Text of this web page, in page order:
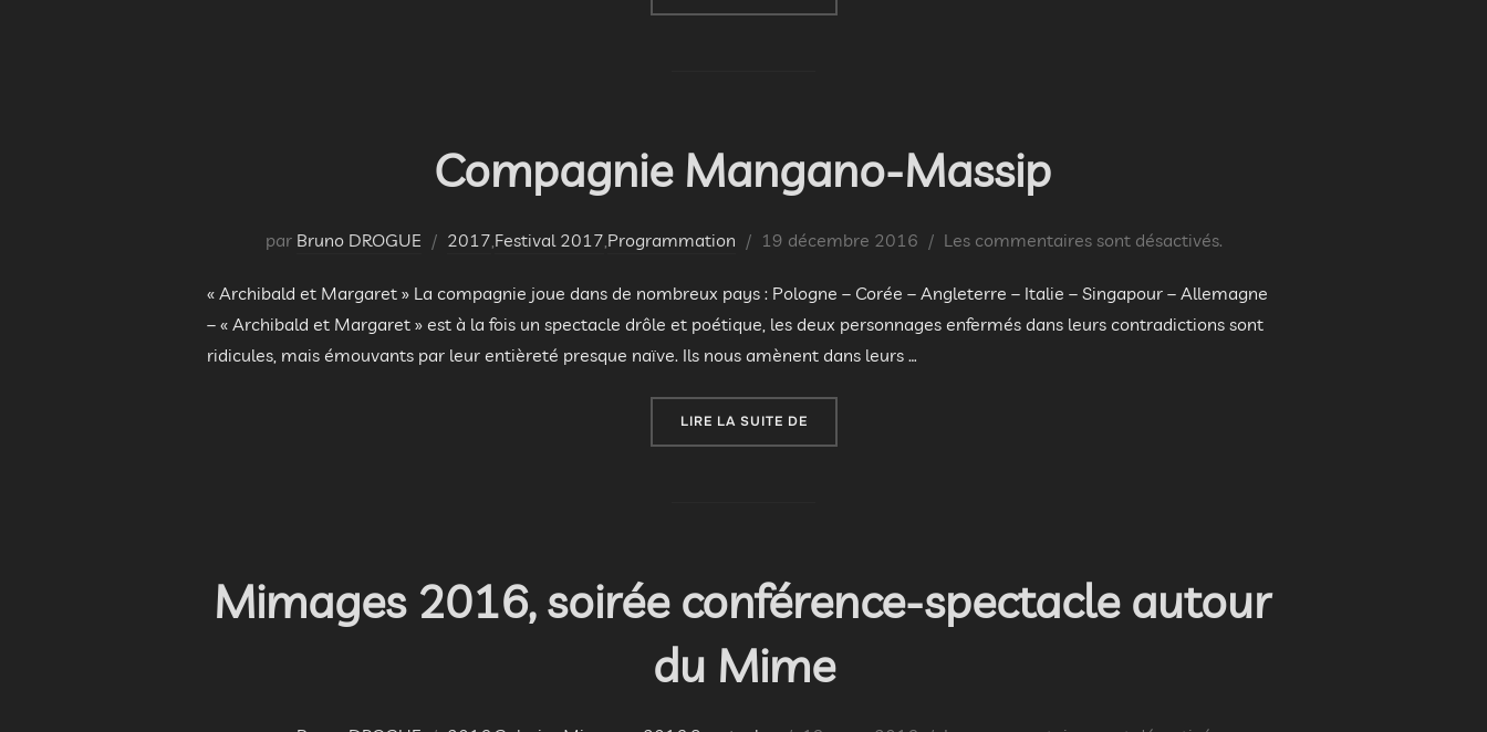
Compagnie Mangano-Massip
par Bruno DROGUE 2017 Festival 2017 Programmation
Publié
19 décembre 2016 Les commentaires sont désactivés.
« Archibald et Margaret » La compagnie joue dans de nombreux pays : Pologne – Corée – Angleterre – Italie – Singapour – Allemagne
– « Archibald et Margaret » est à la fois un spectacle drôle et poétique, les deux personnages enfermés dans leurs contradictions sont
ridicules, mais émouvants par leur entièreté presque naïve. Ils nous amènent dans leurs …
LIRE LA SUITE DE« COMPAGNIE MANGANO-MASSIP »
Mimages 2016, soirée conférence-spectacle autour
du Mime